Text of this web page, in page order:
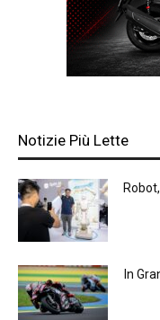
Notizie Più Lette
In